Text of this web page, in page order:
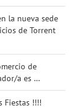
la nueva sede
de Torrent
de
a es …
Fiestas !!!!